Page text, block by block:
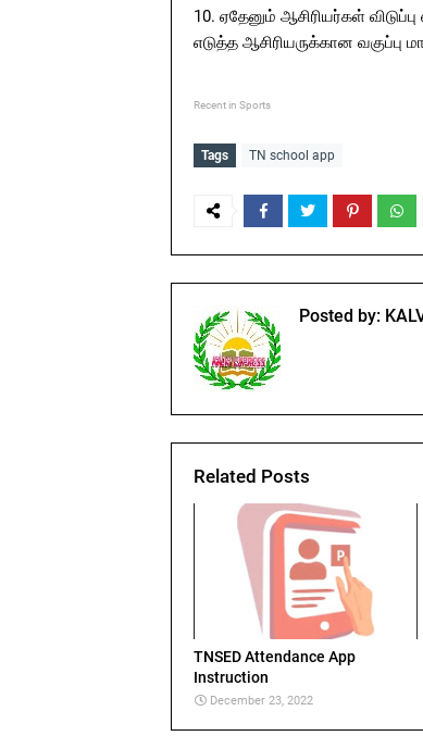
10. ஏதேனும் ஆசிரியர்கள்
எடுத்த ஆசிரியருக்கான
Recent in Sports
Tags TN school app
Posted by:
Related Posts
TNSED Attendance App
Instruction
December 23, 2022